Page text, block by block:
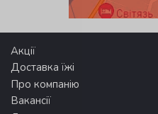
Акції
Доставка їжі
Про компанію
Вакансії